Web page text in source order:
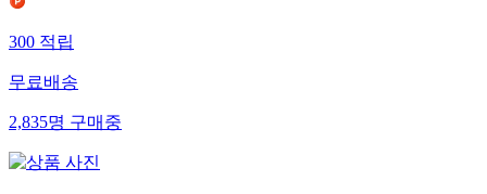
300적립
무료배송
2,835명구매중